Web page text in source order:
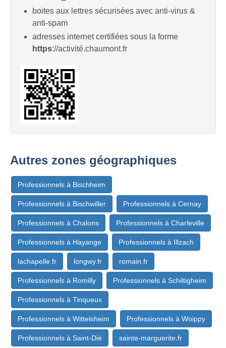
boites aux lettres sécurisées avec anti-virus &
anti-spam
adresses internet certifiées sous la forme
https://activité.chaumont.fr
Autres zones géographiques
Professionnels à Bischheim
Professionnels à Bischwiller Professionnels à Cernay
Professionnels à Chalons Professionnels à Charleville
Professionnels à Hayange Professionnels à Illzach
lachapelle.fr longwy.fr romain.fr
Professionnels à Romilly Professionnels à Schiltigheim
Professionnels à Tinqueux
Professionnels à Wittelsheim Professionnels à Woippy
Professionnels à Saint-Dié sainte-marguerite.fr